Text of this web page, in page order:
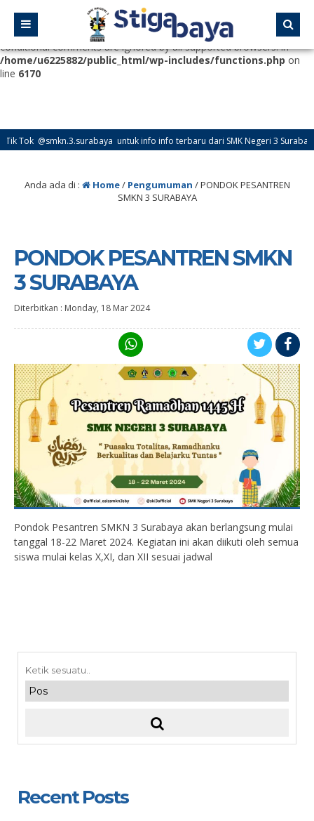
Deprecated
: Function WP_Dependencies->add_data() was called
with an argument that is
deprecated
since version 6.9.0! IE
conditional comments are ignored by all supported browsers. in
/home/u6225882/public_html/wp-includes/functions.php on
line 6170
Tok @smkn.3.surabaya untuk info info terbaru dari SMK Negeri 3 Surabaya
@official_osissmkn3sby dan @official.smkn3sby untuk info info
Anda ada di : Home/ Pengumuman /PONDOK PESANTREN
SMKN 3 SURABAYA
PONDOK PESANTREN SMKN
3 SURABAYA
Diterbitkan : Monday, 18 Mar 2024
Pondok Pesantren SMKN 3 Surabaya akan berlangsung mulai
tanggal 18-22 Maret 2024. Kegiatan ini akan diikuti oleh semua
siswa mulai kelas X,XI, dan XII sesuai jadwal
Recent Posts